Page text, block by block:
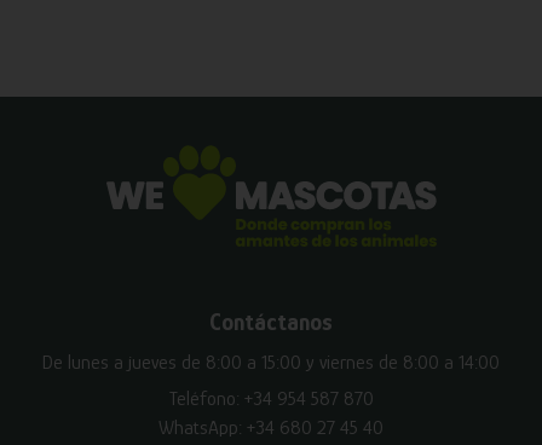
Contáctanos
De lunes a jueves de 8:00 a 15:00 y viernes de 8:00 a 14:00
Teléfono: +34 954 587 870
WhatsApp: +34 680 27 45 40